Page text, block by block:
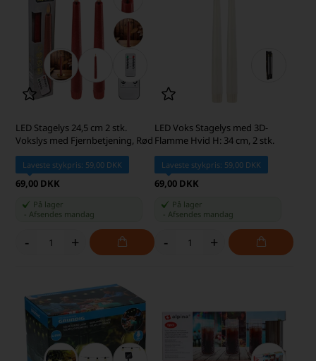
LED Stagelys 24,5 cm 2 stk.
Vokslys med Fjernbetjening, Rød
Laveste stykpris: 59,00 DKK
69,00 DKK
På lager
-Afsendes mandag
- +
LED Voks Stagelys med 3D-
Flamme Hvid H: 34 cm, 2 stk.
Laveste stykpris: 59,00 DKK
69,00 DKK
På lager
Afsendes mandag
- +